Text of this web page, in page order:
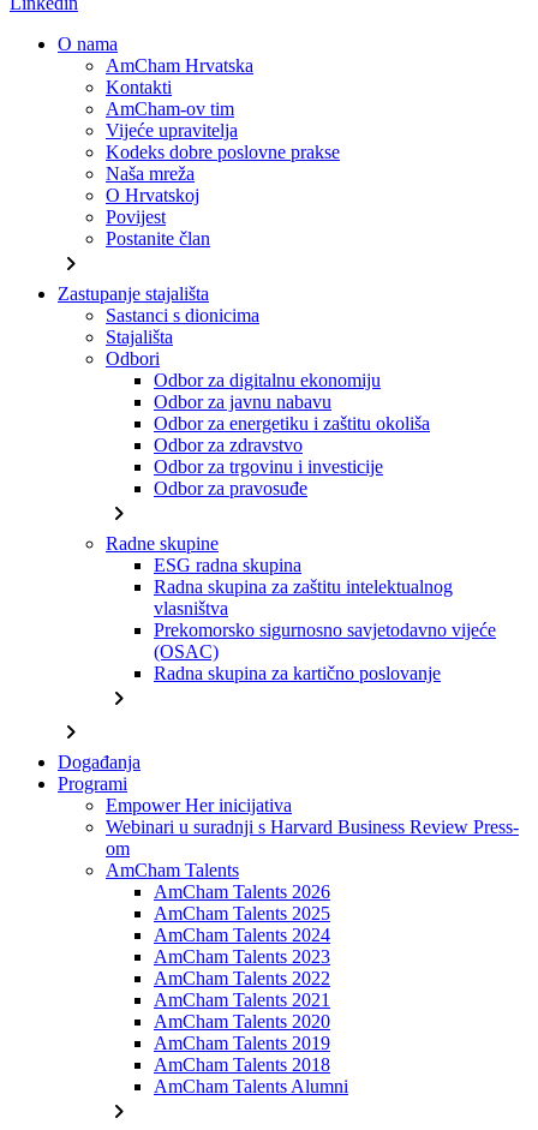
O nama
AmCham Hrvatska
Kontakti
AmCham-ov tim
Vijeće upravitelja
Kodeks dobre poslovne prakse
Naša mreža
O Hrvatskoj
Povijest
Postanite član
chevron_right
Zastupanje stajališta
Sastanci s dionicima
Stajališta
Odbori
Odbor za digitalnu ekonomiju
Odbor za javnu nabavu
Odbor za energetiku i zaštitu okoliša
Odbor za zdravstvo
Odbor za trgovinu i investicije
Odbor za pravosuđe
chevron_right
Radne skupine
ESG radna skupina
Radna skupina za zaštitu intelektualnog
vlasništva
Prekomorsko sigurnosno savjetodavno vijeće
(OSAC)
Radna skupina za kartično poslovanje
chevron_right
chevron_right
Događanja
Programi
Empower Her inicijativa
Webinari u suradnji s Harvard Business Review Press-
om
AmCham Talents
AmCham Talents 2026
AmCham Talents 2025
AmCham Talents 2024
AmCham Talents 2023
AmCham Talents 2022
AmCham Talents 2021
AmCham Talents 2020
AmCham Talents 2019
AmCham Talents 2018
AmCham Talents Alumni
chevron_right